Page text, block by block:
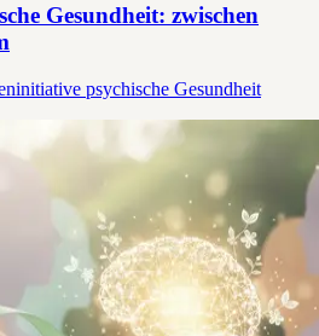
Gesundheit: zwischen
psychische Gesundheit